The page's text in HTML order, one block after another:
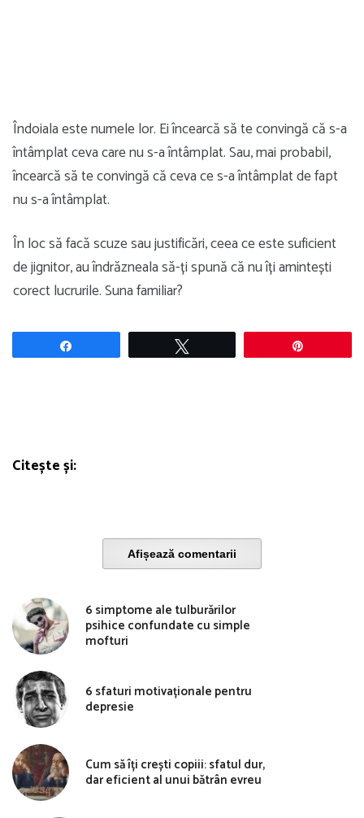
Îndoiala este numele lor. Ei încearcă să te convingă că s-a
întâmplat ceva care nu s-a întâmplat. Sau, mai probabil,
încearcă să te convingă că ceva ce s-a întâmplat de fapt
nu s-a întâmplat.
În loc să facă scuze sau justificări, ceea ce este suficient
de jignitor, au îndrăzneala să-ți spună că nu îți amintești
corect lucrurile. Suna familiar?
Citește și:
Afișează comentarii
6 simptome ale tulburărilor
psihice confundate cu simple
mofturi
6 sfaturi motivaționale pentru
depresie
Cum să îți crești copiii: sfatul dur,
dar eficient al unui bătrân evreu